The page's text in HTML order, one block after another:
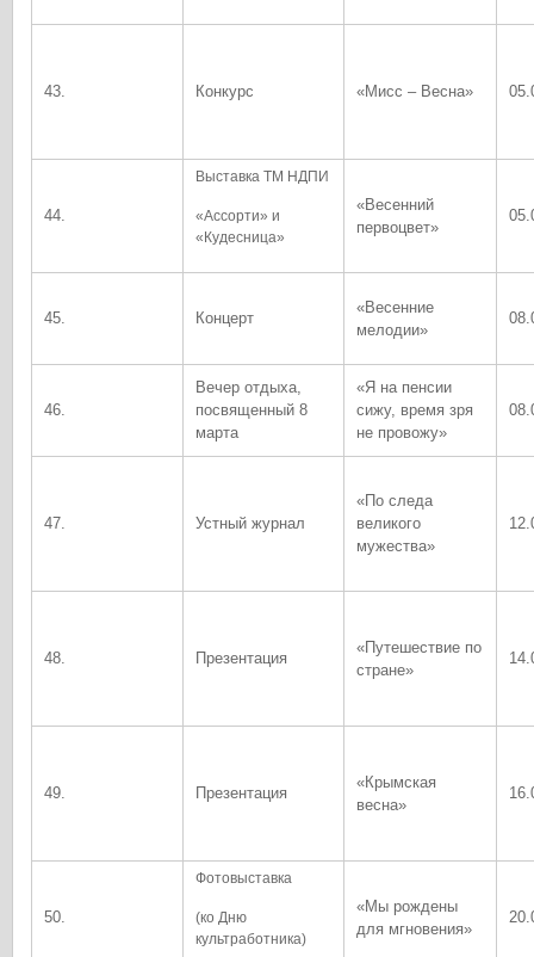
43. Конкурс «Мисс – Весна»
44.
Выставка ТМ НДПИ
«Ассорти» и
«Кудесница»
«Весенний
первоцвет»
45. Концерт
«Весенние
мелодии»
46.
Вечер отдыха,
посвященный 8
марта
«Я на пенсии
сижу, время зря
не провожу»
47. Устный журнал
«По следа
великого
мужества»
48. Презентация
«Путешествие по
стране»
49. Презентация
«Крымская
весна»
50.
Фотовыставка
(ко Дню
культработника)
«Мы рождены
для мгновения»